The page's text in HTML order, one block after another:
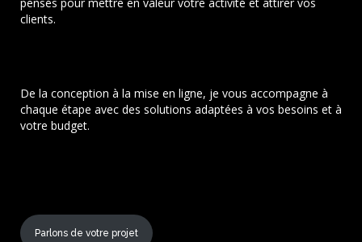
clients.
De la conception à la mise en ligne, je vous accompagne à
chaque étape avec des solutions adaptées à vos besoins et à
votre budget.
Parlons de votre projet